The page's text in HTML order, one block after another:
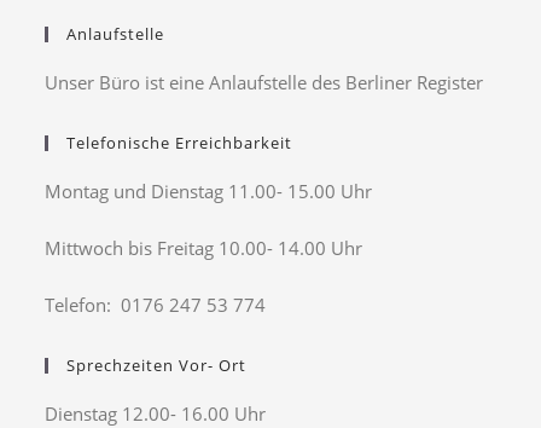
Anlaufstelle
Unser Büro ist eine Anlaufstelle des Berliner Register
Telefonische Erreichbarkeit
Montag und Dienstag 11.00- 15.00 Uhr
Mittwoch bis Freitag 10.00- 14.00 Uhr
Telefon: 0176 247 53 774
Sprechzeiten Vor- Ort
Dienstag 12.00- 16.00 Uhr